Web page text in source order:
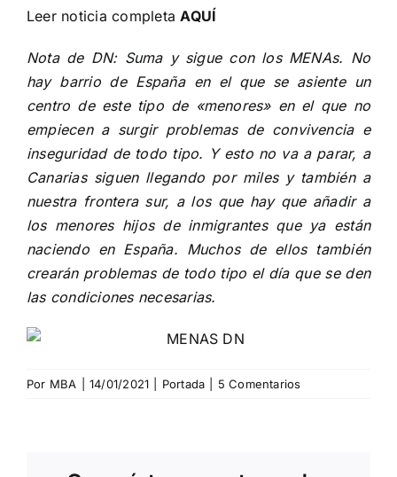
Leer noticia completaAQUÍ
Nota de DN: Suma y sigue con los MENAs. No
hay barrio de España en el que se asiente un
centro de este tipo de «menores» en el que no
empiecen a surgir problemas de convivencia e
inseguridad de todo tipo. Y esto no va a parar, a
Canarias siguen llegando por miles y también a
nuestra frontera sur, a los que hay que añadir a
los menores hijos de inmigrantes que ya están
naciendo en España. Muchos de ellos también
crearán problemas de todo tipo el día que se den
las condiciones necesarias.
Por MBA 14/01/2021 Portada 5 Comentarios